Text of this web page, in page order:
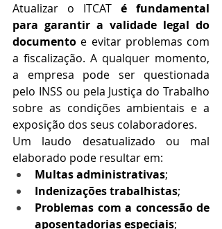
Atualizar o ITCAT é fundamental
para garantir a validade legal do
documento e evitar problemas com
a fiscalização. A qualquer momento,
a empresa pode ser questionada
pelo INSS ou pela Justiça do Trabalho
sobre as condições ambientais e a
exposição dos seus colaboradores.
Um laudo desatualizado ou mal
elaborado pode resultar em:
Multas administrativas;
Indenizações trabalhistas;
Problemas com a concessão de
aposentadorias especiais;